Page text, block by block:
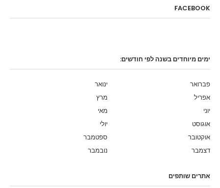
FACEBOOK
ימים מיוחדים בשנה לפי חודשים:
ינואר
פברואר
מרץ
אפריל
מאי
יוני
יולי
אוגוסט
ספטמבר
אוקטובר
נובמבר
דצמבר
אתרים שותפים